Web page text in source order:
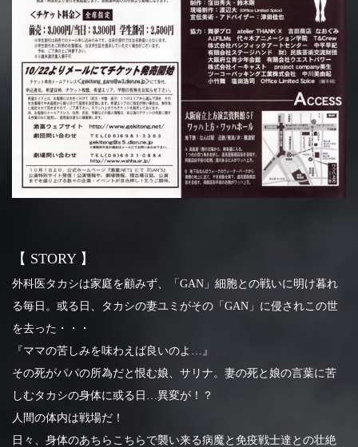
【 STORY 】
外科医タカシは家庭を顧みず、「GAN」細胞との戦いに明け暮れ
る毎日。或る日、タカシの妻ユミがその「GAN」に侵されこの世
を去った・・・
『ママの苦しみを味わえば良いのよ…』
その死がパパの所為だと恨む娘、サリナ。妻の死と娘の言葉に苦
しむタカシの身体に或る日…異変が！？
人間の体内は戦場だ！
日々、身体のあちらこちらで襲い来る病魔と免疫戦士達との壮絶